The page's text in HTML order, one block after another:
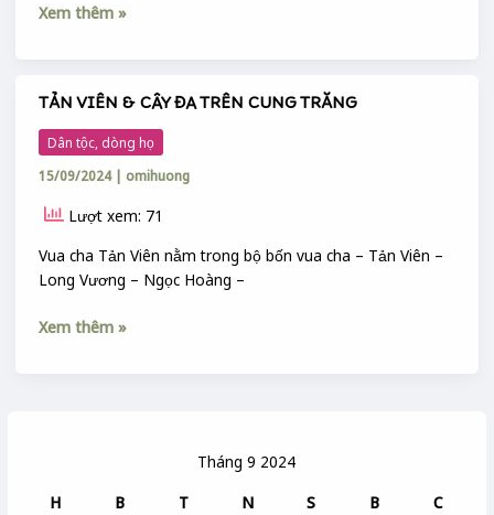
Tháng 9 2024
H
B T N S B C
Xem thêm »
TẢN VIÊN & CÂY ĐA TRÊN CUNG TRĂNG
Dân tộc, dòng họ
15/09/2024 | omihuong
Lượt xem: 71
Vua cha Tản Viên nằm trong bộ bốn vua cha – Tản Viên –
Long Vương – Ngọc Hoàng –
TẢN
VIÊN
&
CÂY
ĐA
CUNG
TRĂNG
Xem thêm »